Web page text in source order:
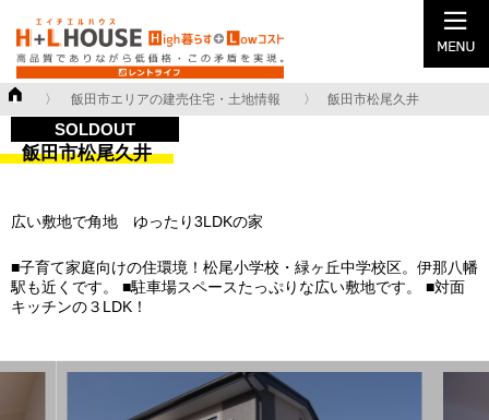
飯田市エリアの建売住宅・土地情報 飯田市松尾久井
SOLDOUT
飯田市松尾久井
広い敷地で角地 ゆったり3LDKの家
■子育て家庭向けの住環境！松尾小学校・緑ヶ丘中学校区。伊那八幡
駅も近くです。 ■駐車場スペースたっぷりな広い敷地です。 ■対面
キッチンの３LDK！